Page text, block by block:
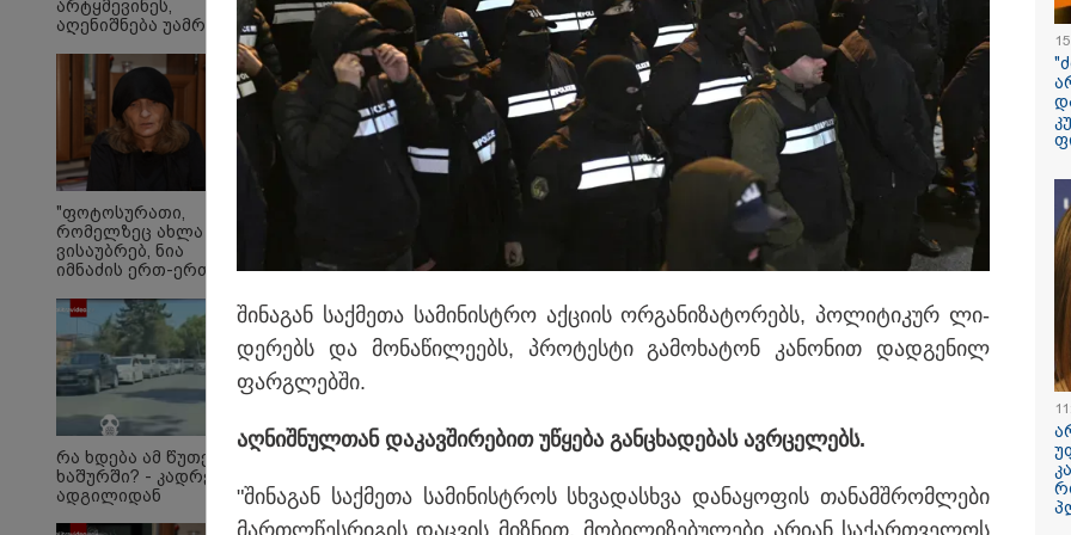
"კალიგულა უარესი სახელი არ არის?! ან ოტელო
რომ ჰქვია პერსონაჟს - მკვლელია. რაც არ უნდა
შეყვარებული და ეჭვიანი იყოს, მაინც მკვლელია"
მეტსახელის
პოპულარული
რეალურ
"ბავშვობიდან
ფანატიკურად
შეყვარებული
საქართველოზე"
მარტინ
ენასა და
შეყვარებული
ჩაიდინა
დანაშაული" -
ავალიანის
პროკურორი ნია
მამის
ჩანაწერის
დედამიწაზე
წარმოშობის
არსებული
თავდაყირა
არტყმევინეს,
აღენიშნება უამრავი
სავარაუდოდ,
ეძებდნენ ან დებდნენ
ნარკოტიკს" - რას
ჰყვება ადვოკატი
კურიერზე, რომელსაც
არასრულწლოვანები
ფიზიკურად
გაუსწორდნენ?
"ფოტოსურათი,
რომელზეც ახლა
ვისაუბრებ, ნია
იმნაძის ერთ-ერთმა
გამომიგზავნა..." - ეკა
კუპატაძე
რა ხდება ამ წუთებში
ხაშურში? - კადრები
ადგილიდან
ში­ნა­გან საქ­მე­თა სა­მი­ნის­ტრო აქ­ცი­ის ორ­გა­ნი­ზა­ტო­რებს, პო­ლი­ტი­კურ ლი­
დე­რებს და მო­ნა­წი­ლე­ებს, პრო­ტეს­ტი გა­მო­ხა­ტონ კა­ნო­ნით დად­გე­ნილ
ფარ­გლებ­ში.
აღ­ნიშ­ნულ­თან და­კავ­ში­რე­ბით უწყე­ბა გან­ცხა­დე­ბას ავ­რცე­ლებს.
"ში­ნა­გან საქ­მე­თა სა­მი­ნის­ტროს სხვა­დას­ხვა და­ნა­ყო­ფის თა­ნამ­შრომ­ლე­ბი
მარ­თლწეს­რი­გის დაც­ვის მიზ­ნით, მო­ბი­ლი­ზე­ბუ­ლე­ბი არი­ან სა­ქარ­თვე­ლოს